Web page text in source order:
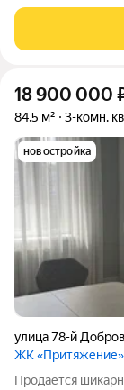
транспортная
Качественный
18 900 000
84,5 м² 3-комн.
новостройка
улица 78-й
ЖК «Притяжение»
Продается